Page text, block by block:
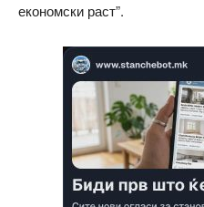
економски раст”.